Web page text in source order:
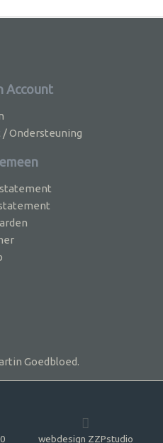
Account
/ Ondersteuning
Goedbloed.
webdesign ZZPstudio